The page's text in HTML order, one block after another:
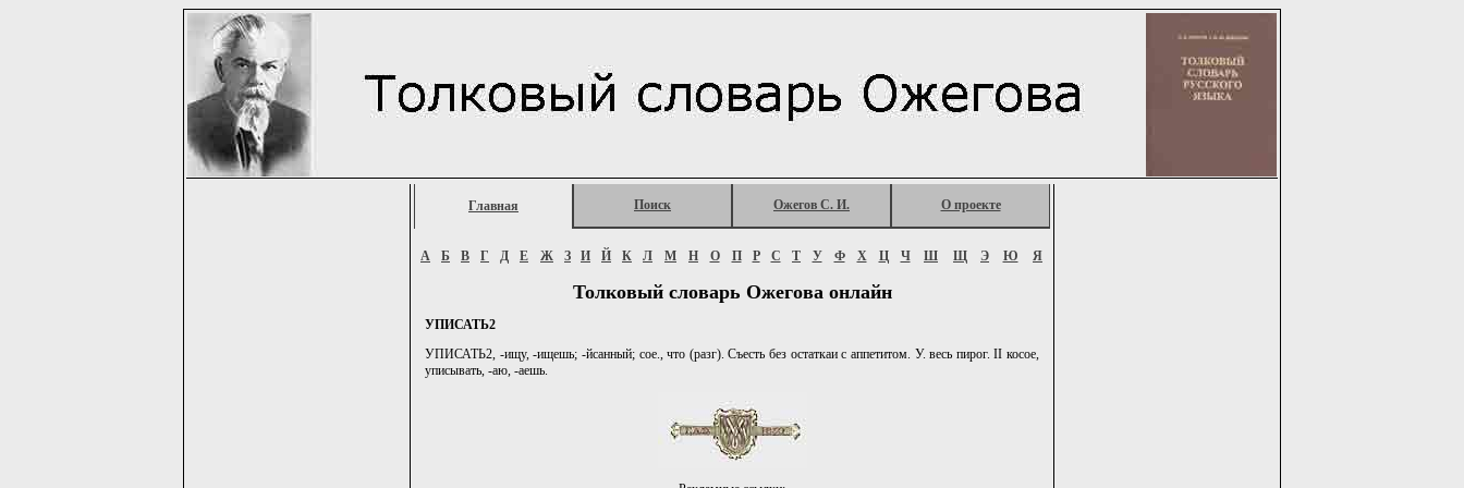
Главная Поиск Ожегов С. И. О проекте
А Б В Г Д Е Ж З И Й К Л М Н О П Р С Т У Ф Х Ц Ч Ш Щ Э Ю Я
Толковый словарь Ожегова онлайн
УПИСАТЬ2
УПИСАТЬ2, -ищу, -ищешь; -йсанный; сое., что (разг). Съесть без остаткаи с аппетитом. У. весь пирог. II косое,
уписывать, -аю, -аешь.